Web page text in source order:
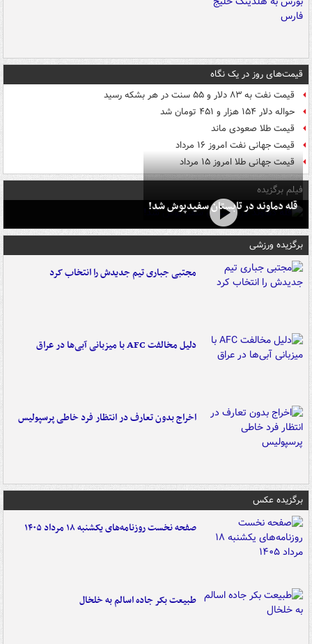
قیمت‌های روز در یک نگاه
قیمت نفت به ۸۳ دلار و ۵۵ سنت در هر بشکه رسید
حواله دلار ۱۵۴ هزار و ۴۵۱ تومان شد
قیمت طلا صعودی ماند
قیمت جهانی نفت امروز ۱۶ مرداد
قیمت جهانی طلا امروز ۱۵ مرداد
فیلم برگزیده
قله دماوند در تابستان سفیدپوش شد!
برگزیده ورزشی
مجتبی جباری تیم جدیدش را انتخاب کرد
دلیل مخالفت AFC با میزبانی آبی‌ها در عراق
اخراج بدون تعارف در انتظار فرد خاطی پرسپولیس
برگزیده عکس
صفحه نخست روزنامه‌های یکشنبه ۱۸ مرداد ۱۴۰۵
طبیعت بکر جاده اسالم به خلخال